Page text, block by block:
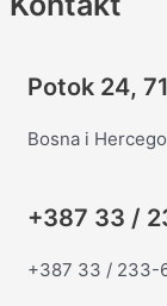
Potok 24,
Bosna i
+387 33 /
+387 33 / 233-